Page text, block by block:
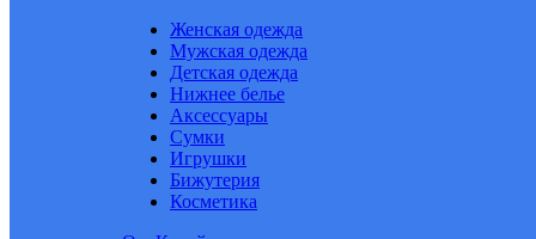
Женская одежда
Мужская одежда
Детская одежда
Нижнее белье
Аксессуары
Сумки
Игрушки
Бижутерия
Косметика